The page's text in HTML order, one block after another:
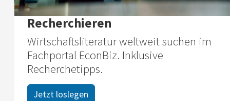
Recherchieren
Wirtschaftsliteratur weltweit suchen im
Fachportal EconBiz. Inklusive
Recherchetipps.
Jetzt loslegen